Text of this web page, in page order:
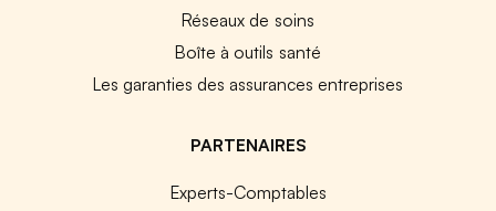
Réseaux de soins
Boîte à outils santé
Les garanties des assurances entreprises
PARTENAIRES
Experts-Comptables